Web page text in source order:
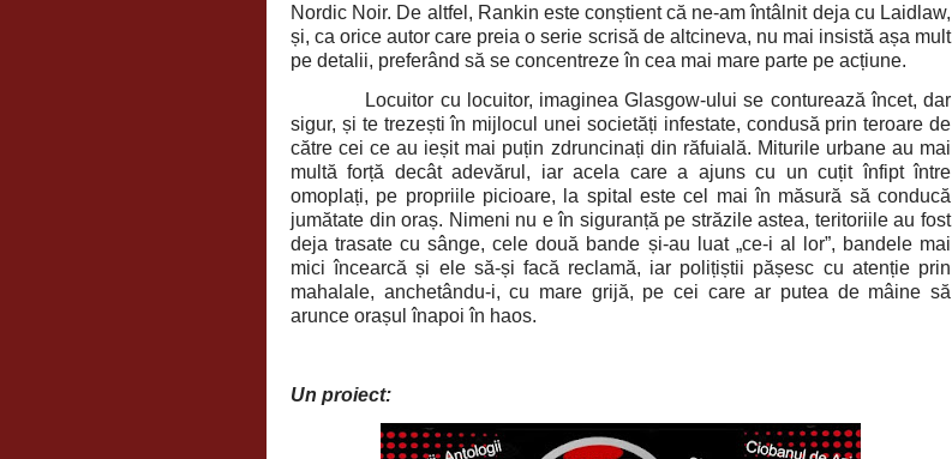
Nordic Noir. De altfel, Rankin este conștient că ne-am întâlnit deja cu Laidlaw,
și, ca orice autor care preia o serie scrisă de altcineva, nu mai insistă așa mult
pe detalii, preferând să se concentreze în cea mai mare parte pe acțiune.
Locuitor cu locuitor, imaginea Glasgow-ului se conturează încet, dar
sigur, și te trezești în mijlocul unei societăți infestate, condusă prin teroare de
către cei ce au ieșit mai puțin zdruncinați din răfuială. Miturile urbane au mai
multă forță decât adevărul, iar acela care a ajuns cu un cuțit înfipt între
omoplați, pe propriile picioare, la spital este cel mai în măsură să conducă
jumătate din oraș. Nimeni nu e în siguranță pe străzile astea, teritoriile au fost
deja trasate cu sânge, cele două bande și-au luat „ce-i al lor”, bandele mai
mici încearcă și ele să-și facă reclamă, iar polițiștii pășesc cu atenție prin
mahalale, anchetându-i, cu mare grijă, pe cei care ar putea de mâine să
arunce orașul înapoi în haos.
Un proiect: